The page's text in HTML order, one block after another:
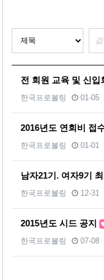
전 회원 교육 및 신입
한국프로볼링 01-05
2016년도 연회비 접
한국프로볼링 01-01
남자21기. 여자9기
한국프로볼링 12-31
2015년도 시드 공지
한국프로볼링 07-08